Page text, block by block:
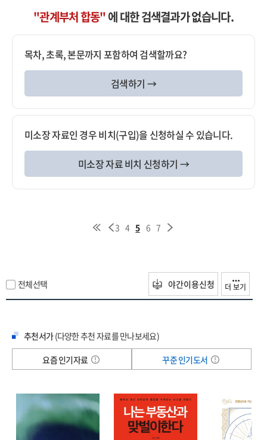
"관계부처 합동"에 대한 검색결과가 없습니다.
목차, 초록, 본문까지 포함하여 검색할까요?
검색하기 →
미소장 자료인 경우 비치(구입)을 신청하실 수 있습니다.
미소장 자료 비치 신청하기 →
3 4 5 6 7
전체선택 야간이용신청 더 보기
추천서가(다양한 추천 자료를 만나보세요)
요즘 인기자료
꾸준 인기도서